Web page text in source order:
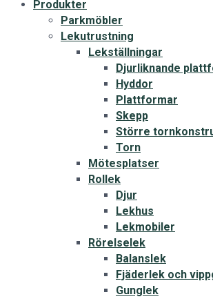
Produkter
Parkmöbler
Lekutrustning
Lekställningar
Djurliknande
Hyddor
Plattformar
Skepp
Större
Torn
Mötesplatser
Rollek
Djur
Lekhus
Lekmobiler
Rörelselek
Balanslek
Fjäderlek och
Gunglek